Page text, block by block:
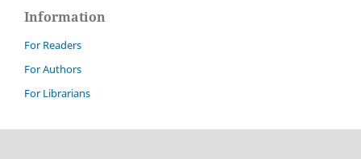
Information
For Readers
For Authors
For Librarians